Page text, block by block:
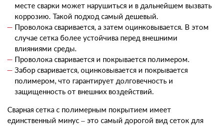
месте сварки может нарушиться и в дальнейшем вызвать
коррозию. Такой подход самый дешевый.
Проволока сваривается, а затем оцинковывается. В этом
случае сетка более устойчива перед внешними
влияниями среды.
Проволока сваривается и покрывается полимером.
Забор сваривается, оцинковывается и покрывается
полимером, что гарантирует долговечность и
защищенность от внешних воздействий.
Сварная сетка с полимерным покрытием имеет
единственный минус – это самый дорогой вид сеток для